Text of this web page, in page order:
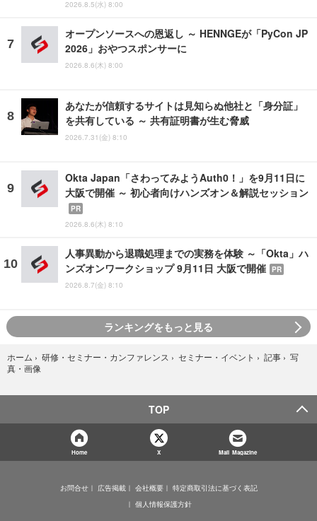
2026.8.5(水) 8:00
オープンソースへの恩返し ～ HENNGEが「PyCon JP
2026」おやつスポンサーに
2026.8.6(木) 8:00
あなたが信頼するサイトは見知らぬ他社と「身分証」
を共有している ～ 共有証明書が生む脅威
2026.7.31(金) 8:10
Okta Japan「さわってみようAuth0！」を9月11日に
大阪で開催 ～ 初心者向けハンズオン＆解説セッション
PR
2026.8.6(木) 8:10
人事異動から退職処理までの実務を体験 ～「Okta」ハ
ンズオンワークショップ 9月11日 大阪で開催 PR
2026.8.7(金) 8:10
ランキングをもっと見る
ホーム › 研修・セミナー・カンファレンス › セミナー・イベント › 記事 › 写
真・画像
TOP
Home X Mail Magazine
お問合せ 広告掲載 会社概要
特定商取引法に基づく表記
個人情報保護方針